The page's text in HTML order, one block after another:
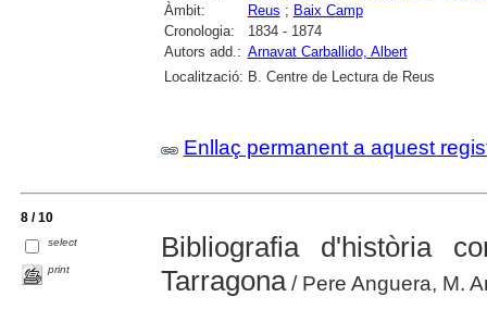
Àmbit:
Reus ; Baix Camp
Cronologia:
1834 - 1874
Autors add.: Arnavat Carballido, Albert
Localització: B. Centre de Lectura de Reus
Enllaç permanent a aquest
8 / 10
select
print
Bibliografia d'història
Tarragona/ Pere Anguera, M.